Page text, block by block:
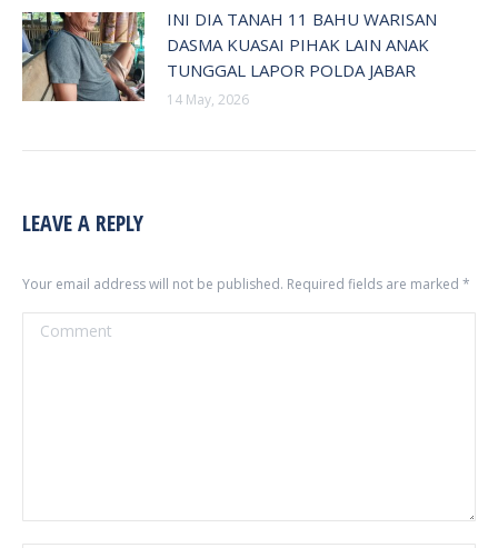
INI DIA TANAH 11 BAHU WARISAN
DASMA KUASAI PIHAK LAIN ANAK
TUNGGAL LAPOR POLDA JABAR
14 May, 2026
LEAVE A REPLY
Your email address will not be published. Required fields are marked *
Comment